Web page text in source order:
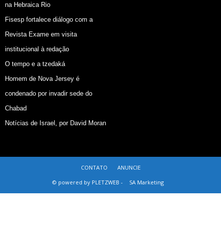
na Hebraica Rio
Fisesp fortalece diálogo com a
Revista Exame em visita
institucional à redação
O tempo e a tzedaká
Homem de Nova Jersey é
condenado por invadir sede do
Chabad
Notícias de Israel, por David Moran
CONTATO
ANUNCIE
© powered by PLETZWEB -
SA Marketing